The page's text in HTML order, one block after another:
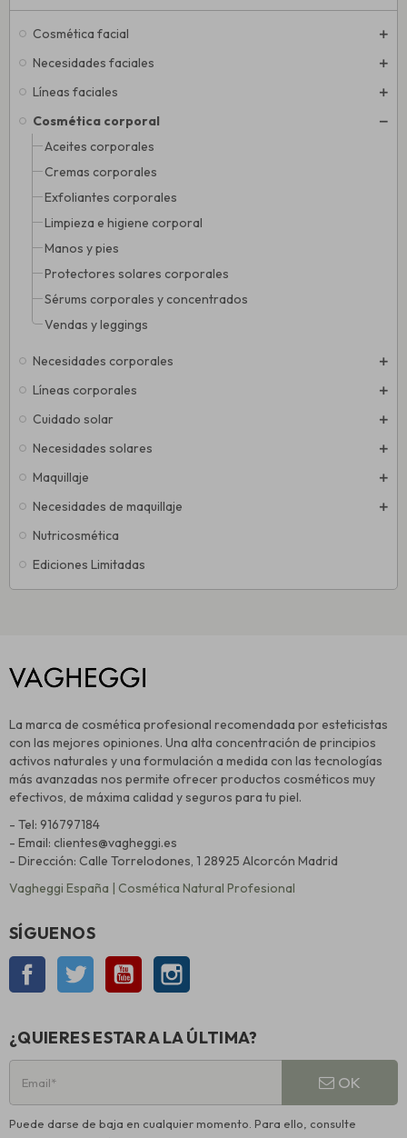
Cosmética facial
Necesidades faciales
Líneas faciales
Cosmética corporal
Aceites corporales
Cremas corporales
Exfoliantes corporales
Limpieza e higiene corporal
Manos y pies
Protectores solares corporales
Sérums corporales y concentrados
Vendas y leggings
Necesidades corporales
Líneas corporales
Cuidado solar
Necesidades solares
Maquillaje
Necesidades de maquillaje
Nutricosmética
Ediciones Limitadas
La marca de cosmética profesional recomendada por esteticistas
con las mejores opiniones. Una alta concentración de principios
activos naturales y una formulación a medida con las tecnologías
más avanzadas nos permite ofrecer productos cosméticos muy
efectivos, de máxima calidad y seguros para tu piel.
- Tel: 916797184
- Email: clientes@vagheggi.es
- Dirección: Calle Torrelodones, 1 28925 Alcorcón Madrid
Vagheggi España | Cosmética Natural Profesional
SÍGUENOS
Facebook Twitter YouTube
¿QUIERES ESTAR A LA ÚLTIMA?
OK
Puede darse de baja en cualquier momento. Para ello, consulte